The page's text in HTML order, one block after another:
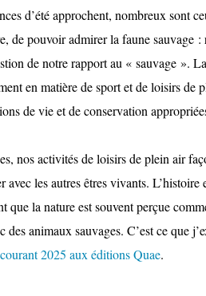
d’été approchent, nombreux sont
de pouvoir admirer la faune sauvage
de notre rapport au « sauvage ».
en matière de sport et de loisirs de
de vie et de conservation
nos activités de loisirs de plein air
avec les autres êtres vivants.
que la nature est souvent perçue
des animaux sauvages. C’est ce que
2025 aux éditions Quae.